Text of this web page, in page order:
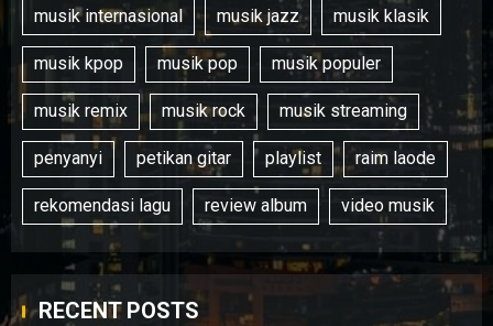
musik internasional musik jazz musik klasik
musik kpop musik pop musik populer
musik remix musik rock musik streaming
penyanyi petikan gitar playlist raim laode
rekomendasi lagu review album video musik
RECENT POSTS